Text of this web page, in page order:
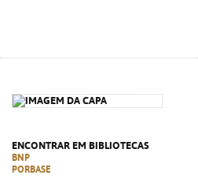
ENCONTRAR EM BIBLIOTECAS
BNP
PORBASE